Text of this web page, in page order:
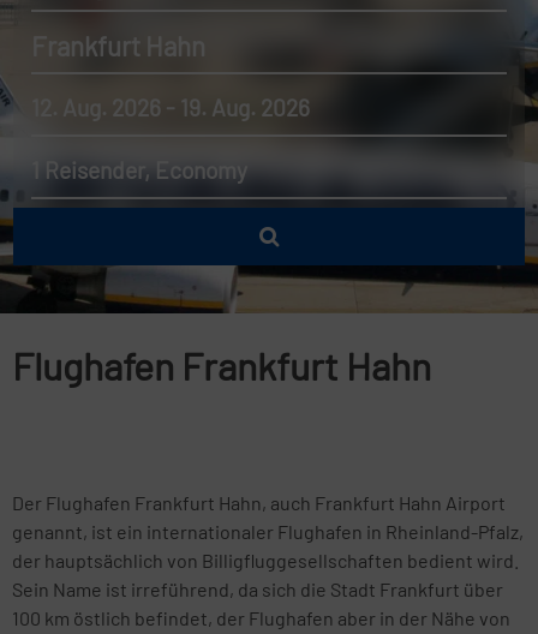
Frankfurt Hahn
12. Aug. 2026 - 19. Aug. 2026
1 Reisender, Economy
Flughafen Frankfurt Hahn
Der Flughafen Frankfurt Hahn, auch Frankfurt Hahn Airport
genannt, ist ein internationaler Flughafen in Rheinland-Pfalz,
der hauptsächlich von Billigfluggesellschaften bedient wird.
Sein Name ist irreführend, da sich die Stadt Frankfurt über
100 km östlich befindet, der Flughafen aber in der Nähe von